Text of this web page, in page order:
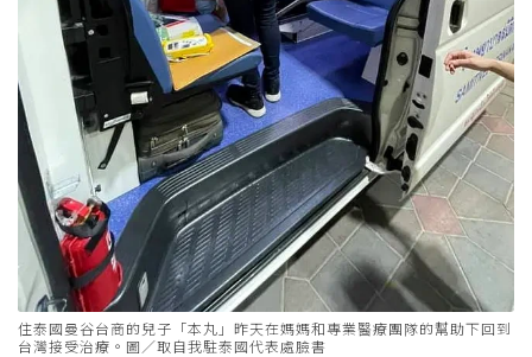
住泰國曼谷台商的兒子「本丸」昨天在媽媽和專業醫療團隊的幫助下回到
台灣接受治療。圖／取自我駐泰國代表處臉書